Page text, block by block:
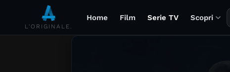
L'ORIGINALE.
Home Film Serie TV Scopri